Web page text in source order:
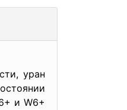
уран
и W6+